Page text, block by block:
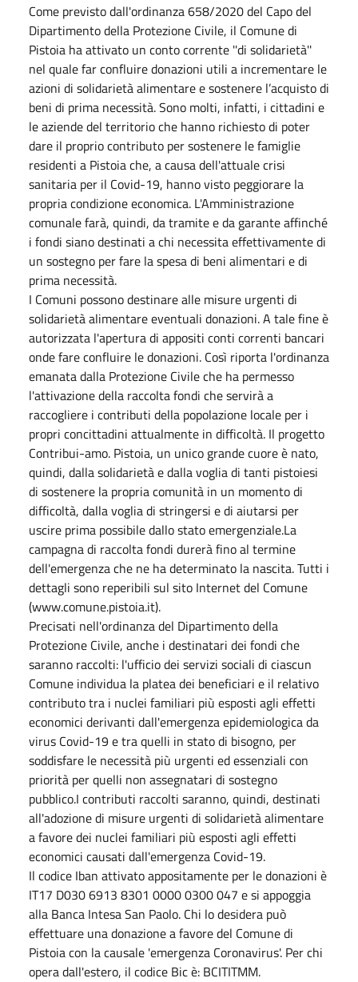
Come previsto dall'ordinanza 658/2020 del Capo del
Dipartimento della Protezione Civile, il Comune di
Pistoia ha attivato un conto corrente ''di solidarietà''
nel quale far confluire donazioni utili a incrementare le
azioni di solidarietà alimentare e sostenere l’acquisto di
beni di prima necessità. Sono molti, infatti, i cittadini e
le aziende del territorio che hanno richiesto di poter
dare il proprio contributo per sostenere le famiglie
residenti a Pistoia che, a causa dell'attuale crisi
sanitaria per il Covid-19, hanno visto peggiorare la
propria condizione economica. L'Amministrazione
comunale farà, quindi, da tramite e da garante affinché
i fondi siano destinati a chi necessita effettivamente di
un sostegno per fare la spesa di beni alimentari e di
prima necessità.
I Comuni possono destinare alle misure urgenti di
solidarietà alimentare eventuali donazioni. A tale fine è
autorizzata l'apertura di appositi conti correnti bancari
onde fare confluire le donazioni. Così riporta l'ordinanza
emanata dalla Protezione Civile che ha permesso
l'attivazione della raccolta fondi che servirà a
raccogliere i contributi della popolazione locale per i
propri concittadini attualmente in difficoltà. Il progetto
Contribui-amo. Pistoia, un unico grande cuore è nato,
quindi, dalla solidarietà e dalla voglia di tanti pistoiesi
di sostenere la propria comunità in un momento di
difficoltà, dalla voglia di stringersi e di aiutarsi per
uscire prima possibile dallo stato emergenziale.La
campagna di raccolta fondi durerà fino al termine
dell'emergenza che ne ha determinato la nascita. Tutti i
dettagli sono reperibili sul sito Internet del Comune
(www.comune.pistoia.it).
Precisati nell'ordinanza del Dipartimento della
Protezione Civile, anche i destinatari dei fondi che
saranno raccolti: l'ufficio dei servizi sociali di ciascun
Comune individua la platea dei beneficiari e il relativo
contributo tra i nuclei familiari più esposti agli effetti
economici derivanti dall'emergenza epidemiologica da
virus Covid-19 e tra quelli in stato di bisogno, per
soddisfare le necessità più urgenti ed essenziali con
priorità per quelli non assegnatari di sostegno
pubblico.I contributi raccolti saranno, quindi, destinati
all'adozione di misure urgenti di solidarietà alimentare
a favore dei nuclei familiari più esposti agli effetti
economici causati dall'emergenza Covid-19.
Il codice Iban attivato appositamente per le donazioni è
IT17 D030 6913 8301 0000 0300 047 e si appoggia
alla Banca Intesa San Paolo. Chi lo desidera può
effettuare una donazione a favore del Comune di
Pistoia con la causale 'emergenza Coronavirus'. Per chi
opera dall'estero, il codice Bic è: BCITITMM.